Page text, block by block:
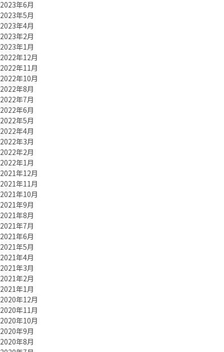
2023年6月
2023年5月
2023年4月
2023年2月
2023年1月
2022年12月
2022年11月
2022年10月
2022年8月
2022年7月
2022年6月
2022年5月
2022年4月
2022年3月
2022年2月
2022年1月
2021年12月
2021年11月
2021年10月
2021年9月
2021年8月
2021年7月
2021年6月
2021年5月
2021年4月
2021年3月
2021年2月
2021年1月
2020年12月
2020年11月
2020年10月
2020年9月
2020年8月